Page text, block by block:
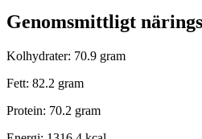
Genomsmittligt
Kolhydrater: 70.9 gram
Fett: 82.2 gram
Protein: 70.2 gram